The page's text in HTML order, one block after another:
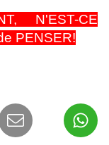
N'EST-CE
PENSER!